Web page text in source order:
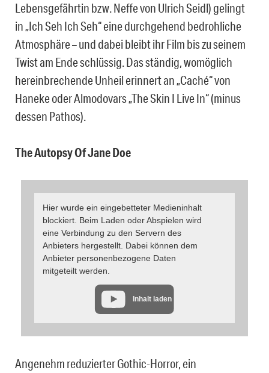
Lebensgefährtin bzw. Neffe von Ulrich Seidl) gelingt
in „Ich Seh Ich Seh“ eine durchgehend bedrohliche
Atmosphäre – und dabei bleibt ihr Film bis zu seinem
Twist am Ende schlüssig. Das ständig, womöglich
hereinbrechende Unheil erinnert an „Caché“ von
Haneke oder Almodovars „The Skin I Live In“ (minus
dessen Pathos).
The Autopsy Of Jane Doe
Hier wurde ein eingebetteter Medieninhalt
blockiert. Beim Laden oder Abspielen wird
eine Verbindung zu den Servern des
Anbieters hergestellt. Dabei können dem
Anbieter personenbezogene Daten
mitgeteilt werden.
Inhalt laden
Angenehm reduzierter Gothic-Horror, ein